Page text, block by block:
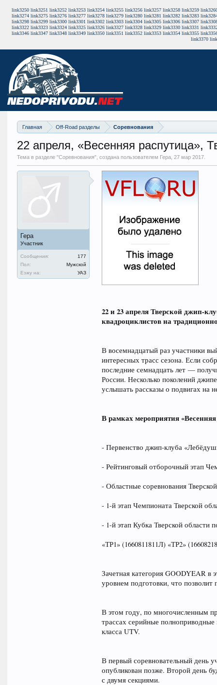
link3250 link3251 link3252 link3253 link3254 link3255 link3256 link3257 link3258 link3259
link3274 link3275 link3276 link3277 link3278 link3279 link3280 link3281 link3282 link3283
link3298 link3299 link3300 link3301 link3302 link3303 link3304 link3305 link3306 link3307
link3322 link3323 link3324 link3325 link3326 link3327 link3328 link3329 link3330 link3331
link3346 link3347 link3348 link3349 link3350 link3351 link3352 link3353 link3354 link3355
link3370
Главная Off-Road разделы Соревнования
22 апреля, «Весенняя распутица»,
Тема в разделе "Соревнования", создана пользователем Гера, 27 мар 2017.
Гера
Участник
Сообщения:
177
Пол:
Мужской
Езжу на:
УАЗ
22 и 23 апреля Тверской джип-
квадроциклистов на
В восемнадцатый раз участники
интересных трасс сезона. Если
последние семнадцать лет —
России. Несколько поколений
услышать рассказы о подвигах на
В рамках мероприятия «Весенняя
- Первенство джип-клуба
- Рейтинговый отборочный этап
- Областные соревнования
- 1-й этап Чемпионата Тверской
- 1-й этап Кубка Тверской области
«ТР1» (1660811811Л) «ТР2»
Зачетная категория GOODYEAR
уровнем подготовки, что
В этом году, по многочисленным
трассах серийные
класса UTV.
В первый соревновательный день
опубликован позже. Второй день
с двумя секциями.